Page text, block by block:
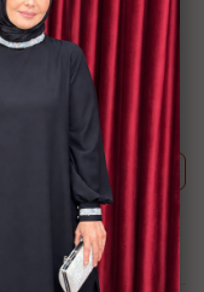
veya WhatsApp
yazan Ürün Kodu'nu
görüştüğünüzde
Telefon ile Sipariş
Hızlı Kargo İmkanı